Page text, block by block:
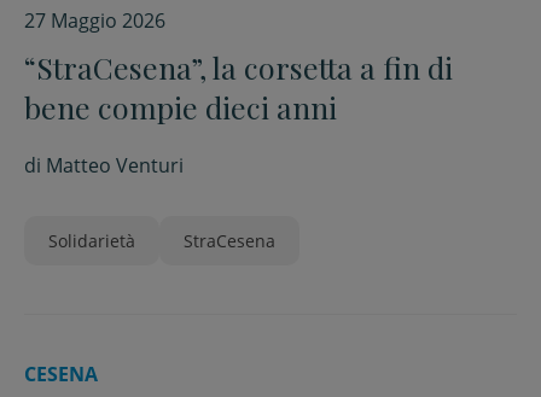
27 Maggio 2026
“StraCesena”, la corsetta a fin di
bene compie dieci anni
di Matteo Venturi
Solidarietà StraCesena
CESENA